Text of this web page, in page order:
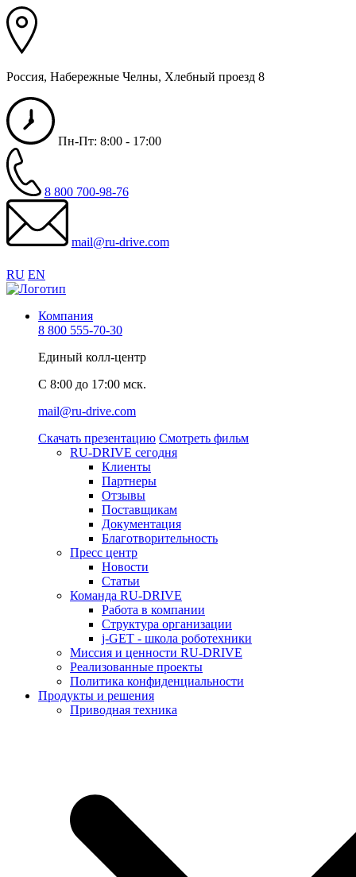
Россия, Набережные Челны, Хлебный проезд 8
Пн-Пт: 8:00 - 17:00
8 800 700-98-76
mail@ru-drive.com
RU EN
Компания
8 800 555-70-30
Единый колл-центр
C 8:00 до 17:00 мск.
mail@ru-drive.com
Скачать презентацию Смотреть фильм
RU-DRIVE сегодня
Клиенты
Партнеры
Отзывы
Поставщикам
Документация
Благотворительность
Пресс центр
Новости
Статьи
Команда RU-DRIVE
Работа в компании
Структура организации
j-GET - школа роботехники
Миссия и ценности RU-DRIVE
Реализованные проекты
Политика конфиденциальности
Продукты и решения
Приводная техника